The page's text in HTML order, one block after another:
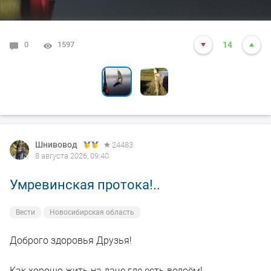
0 1597 14
0 1564 5
Шнивовод
24483
8 августа 2026, 09:40
Умревинская протока!..
Вести Новосибирская область
Доброго здоровья Друзья!